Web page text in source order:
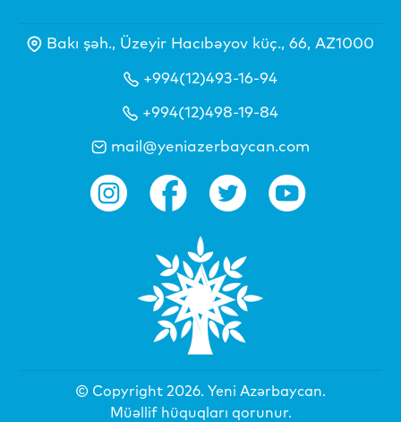
Bakı şəh., Üzeyir Hacıbəyov küç., 66, AZ1000
+994(12)493-16-94
+994(12)498-19-84
mail@yeniazerbaycan.com
© Copyright 2026. Yeni Azərbaycan.
Müəllif hüquqları qorunur.